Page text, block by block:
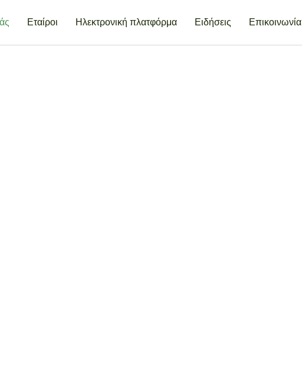
Εταίροι Ηλεκτρονική πλατφόρμα Ειδήσεις Επικοινωνία